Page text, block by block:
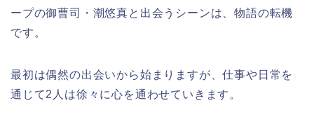
ープの御曹司・潮悠真と出会うシーンは、物語の転機
です。
最初は偶然の出会いから始まりますが、仕事や日常を
通じて2人は徐々に心を通わせていきます。